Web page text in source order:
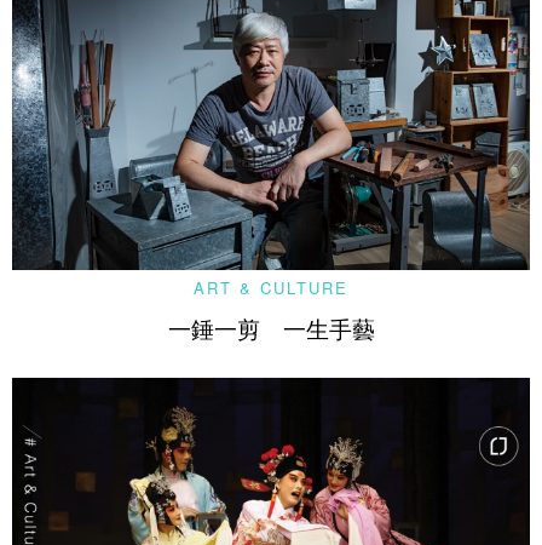
ART & CULTURE
一錘一剪 一生手藝